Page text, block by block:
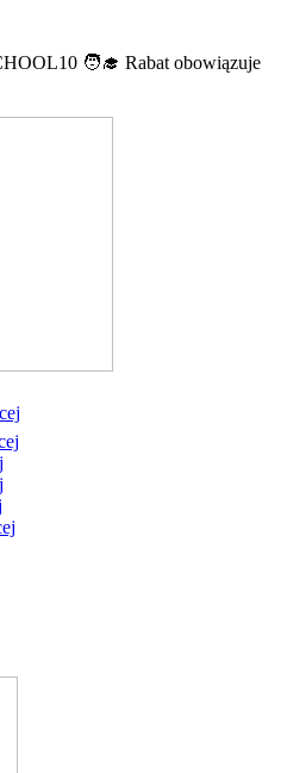
🧑‍🎓 Rabat obowiązuje